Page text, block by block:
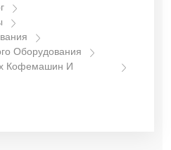
Оборудования
Кофемашин И